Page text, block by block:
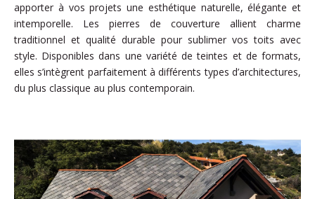
apporter à vos projets une esthétique naturelle, élégante et
intemporelle. Les pierres de couverture allient charme
traditionnel et qualité durable pour sublimer vos toits avec
style. Disponibles dans une variété de teintes et de formats,
elles s’intègrent parfaitement à différents types d’architectures,
du plus classique au plus contemporain.